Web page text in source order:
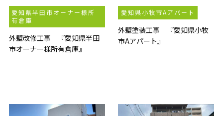
愛知県半田市オーナー様所
有倉庫
外壁改修工事 『愛知県半田
市オーナー様所有倉庫』
愛知県小牧市Aアパート
外壁塗装工事 『愛知県小牧
市Aアパート』